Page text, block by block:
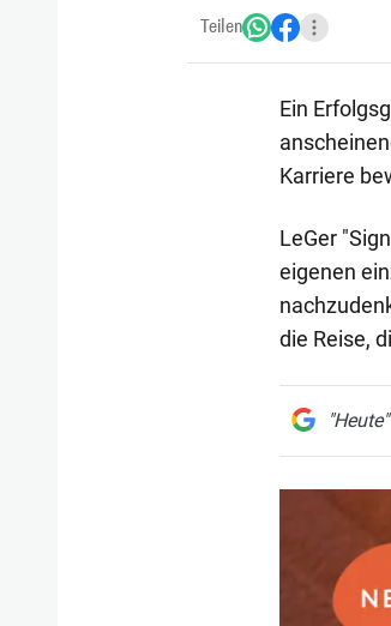
Teilen
Ein
Karriere
LeGer
eigenen
die Reise,
"Heute"